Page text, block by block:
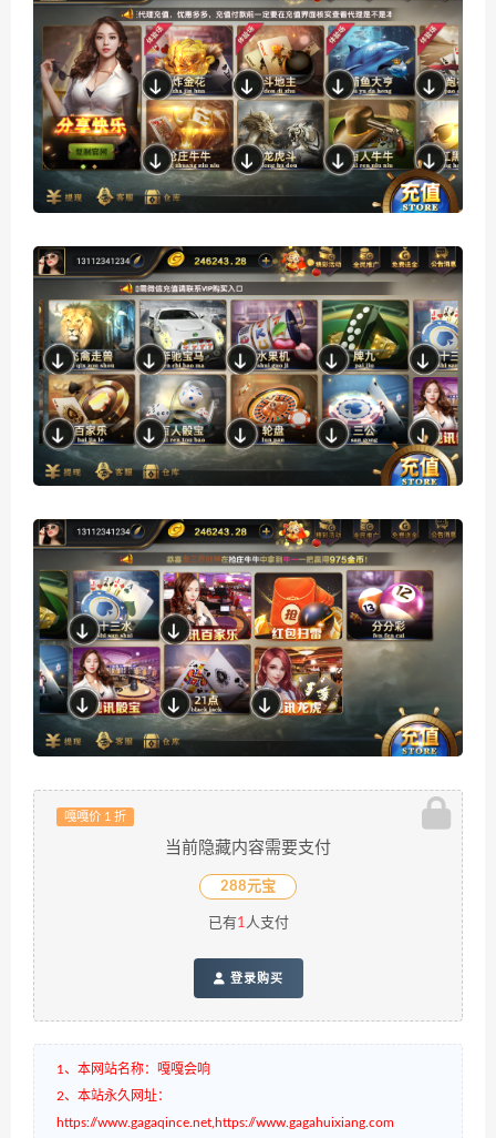
嘎嘎价 1 折
当前隐藏内容需要支付
288元宝
已有 1人支付
登录购买
1、本网站名称：嘎嘎会响
2、本站永久网址：
https://www.gagaqince.net,https://www.gagahuixiang.com